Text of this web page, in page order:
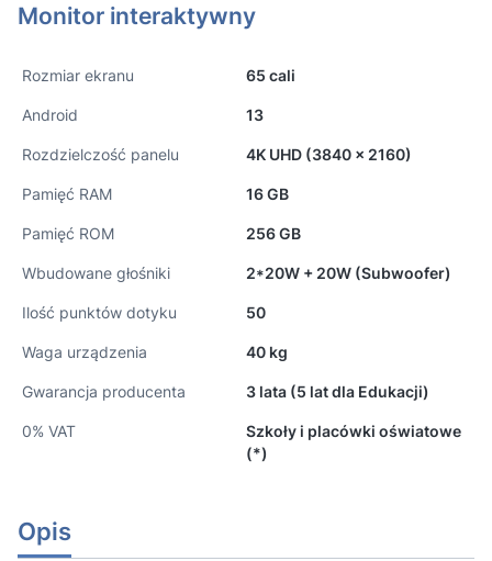
Monitor interaktywny
Rozmiar ekranu 65 cali
Android 13
Rozdzielczość panelu 4K UHD (3840 x 2160)
Pamięć RAM 16 GB
Pamięć ROM 256 GB
Wbudowane głośniki 2*20W + 20W (Subwoofer)
Ilość punktów dotyku 50
Waga urządzenia 40 kg
Gwarancja producenta 3 lata (5 lat dla Edukacji)
0% VAT
Szkoły i placówki oświatowe
(*)
Opis